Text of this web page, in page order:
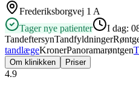
Frederiksborgvej 1 A
Tager nye patienter
I dag:
TandeftersynTandfyldninger
tandlægeKronerPanoramarøntgen
Om klinikken Priser
4.9